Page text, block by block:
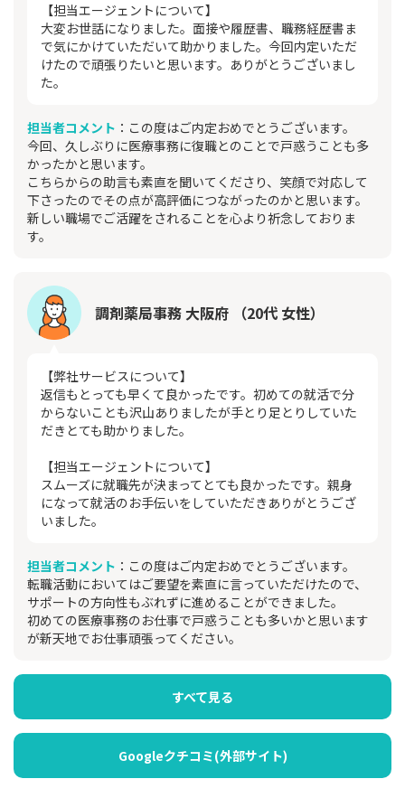
【担当エージェントについて】
大変お世話になりました。面接や履歴書、職務経歴書ま
で気にかけていただいて助かりました。今回内定いただ
けたので頑張りたいと思います。ありがとうございまし
た。
担当者コメント ：この度はご内定おめでとうございます。
今回、久しぶりに医療事務に復職とのことで戸惑うことも多
かったかと思います。
こちらからの助言も素直を聞いてくださり、笑顔で対応して
下さったのでその点が高評価につながったのかと思います。
新しい職場でご活躍をされることを心より祈念しておりま
す。
調剤薬局事務 大阪府 （20代 女性）
【弊社サービスについて】
返信もとっても早くて良かったです。初めての就活で分
からないことも沢山ありましたが手とり足とりしていた
だきとても助かりました。
【担当エージェントについて】
スムーズに就職先が決まってとても良かったです。親身
になって就活のお手伝いをしていただきありがとうござ
いました。
担当者コメント ：この度はご内定おめでとうございます。
転職活動においてはご要望を素直に言っていただけたので、
サポートの方向性もぶれずに進めることができました。
初めての医療事務のお仕事で戸惑うことも多いかと思います
が新天地でお仕事頑張ってください。
すべて見る
Googleクチコミ(外部サイト)